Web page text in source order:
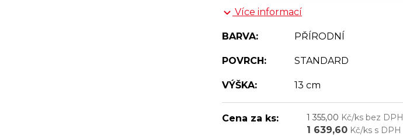
Více informací
BARVA: PŘÍRODNÍ
POVRCH: STANDARD
VÝŠKA: 13 cm
Cena za ks: 1 355,00 Kč/ks bez DPH
1 639,60 Kč/ks s DPH